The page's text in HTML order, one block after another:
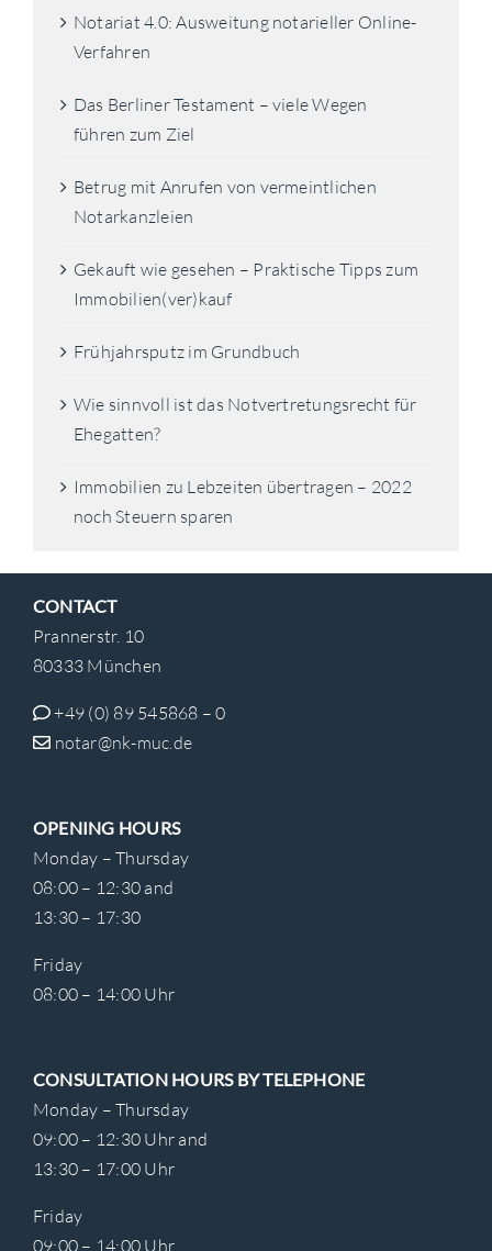
Notariat 4.0: Ausweitung notarieller Online-
Verfahren
Das Berliner Testament – viele Wegen
führen zum Ziel
Betrug mit Anrufen von vermeintlichen
Notarkanzleien
Gekauft wie gesehen – Praktische Tipps zum
Immobilien(ver)kauf
Frühjahrsputz im Grundbuch
Wie sinnvoll ist das Notvertretungsrecht für
Ehegatten?
Immobilien zu Lebzeiten übertragen – 2022
noch Steuern sparen
CONTACT
Prannerstr. 10
80333 München
+49 (0) 89 545868 – 0
notar@nk-muc.de
OPENING HOURS
Monday – Thursday
08:00 – 12:30 and
13:30 – 17:30
Friday
08:00 – 14:00 Uhr
CONSULTATION HOURS BY TELEPHONE
Monday – Thursday
09:00 – 12:30 Uhr and
13:30 – 17:00 Uhr
Friday
09:00 – 14:00 Uhr